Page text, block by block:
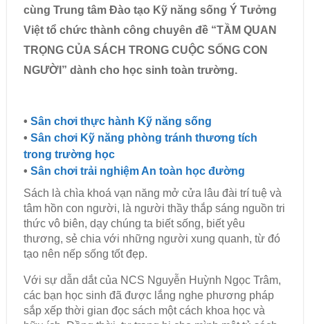
cùng Trung tâm Đào tạo Kỹ năng sống Ý Tưởng
Việt tổ chức thành công chuyên đề “TẦM QUAN
TRỌNG CỦA SÁCH TRONG CUỘC SỐNG CON
NGƯỜI” dành cho học sinh toàn trường.
• Sân chơi thực hành Kỹ năng sống
• Sân chơi Kỹ năng phòng tránh thương tích
trong trường học
• Sân chơi trải nghiệm An toàn học đường
Sách là chìa khoá vạn năng mở cửa lâu đài trí tuệ và
tâm hồn con người, là người thầy thắp sáng nguồn tri
thức vô biên, dạy chúng ta biết sống, biết yêu
thương, sẻ chia với những người xung quanh, từ đó
tạo nên nếp sống tốt đẹp.
Với sự dẫn dắt của NCS Nguyễn Huỳnh Ngọc Trâm,
các bạn học sinh đã được lắng nghe phương pháp
sắp xếp thời gian đọc sách một cách khoa học và